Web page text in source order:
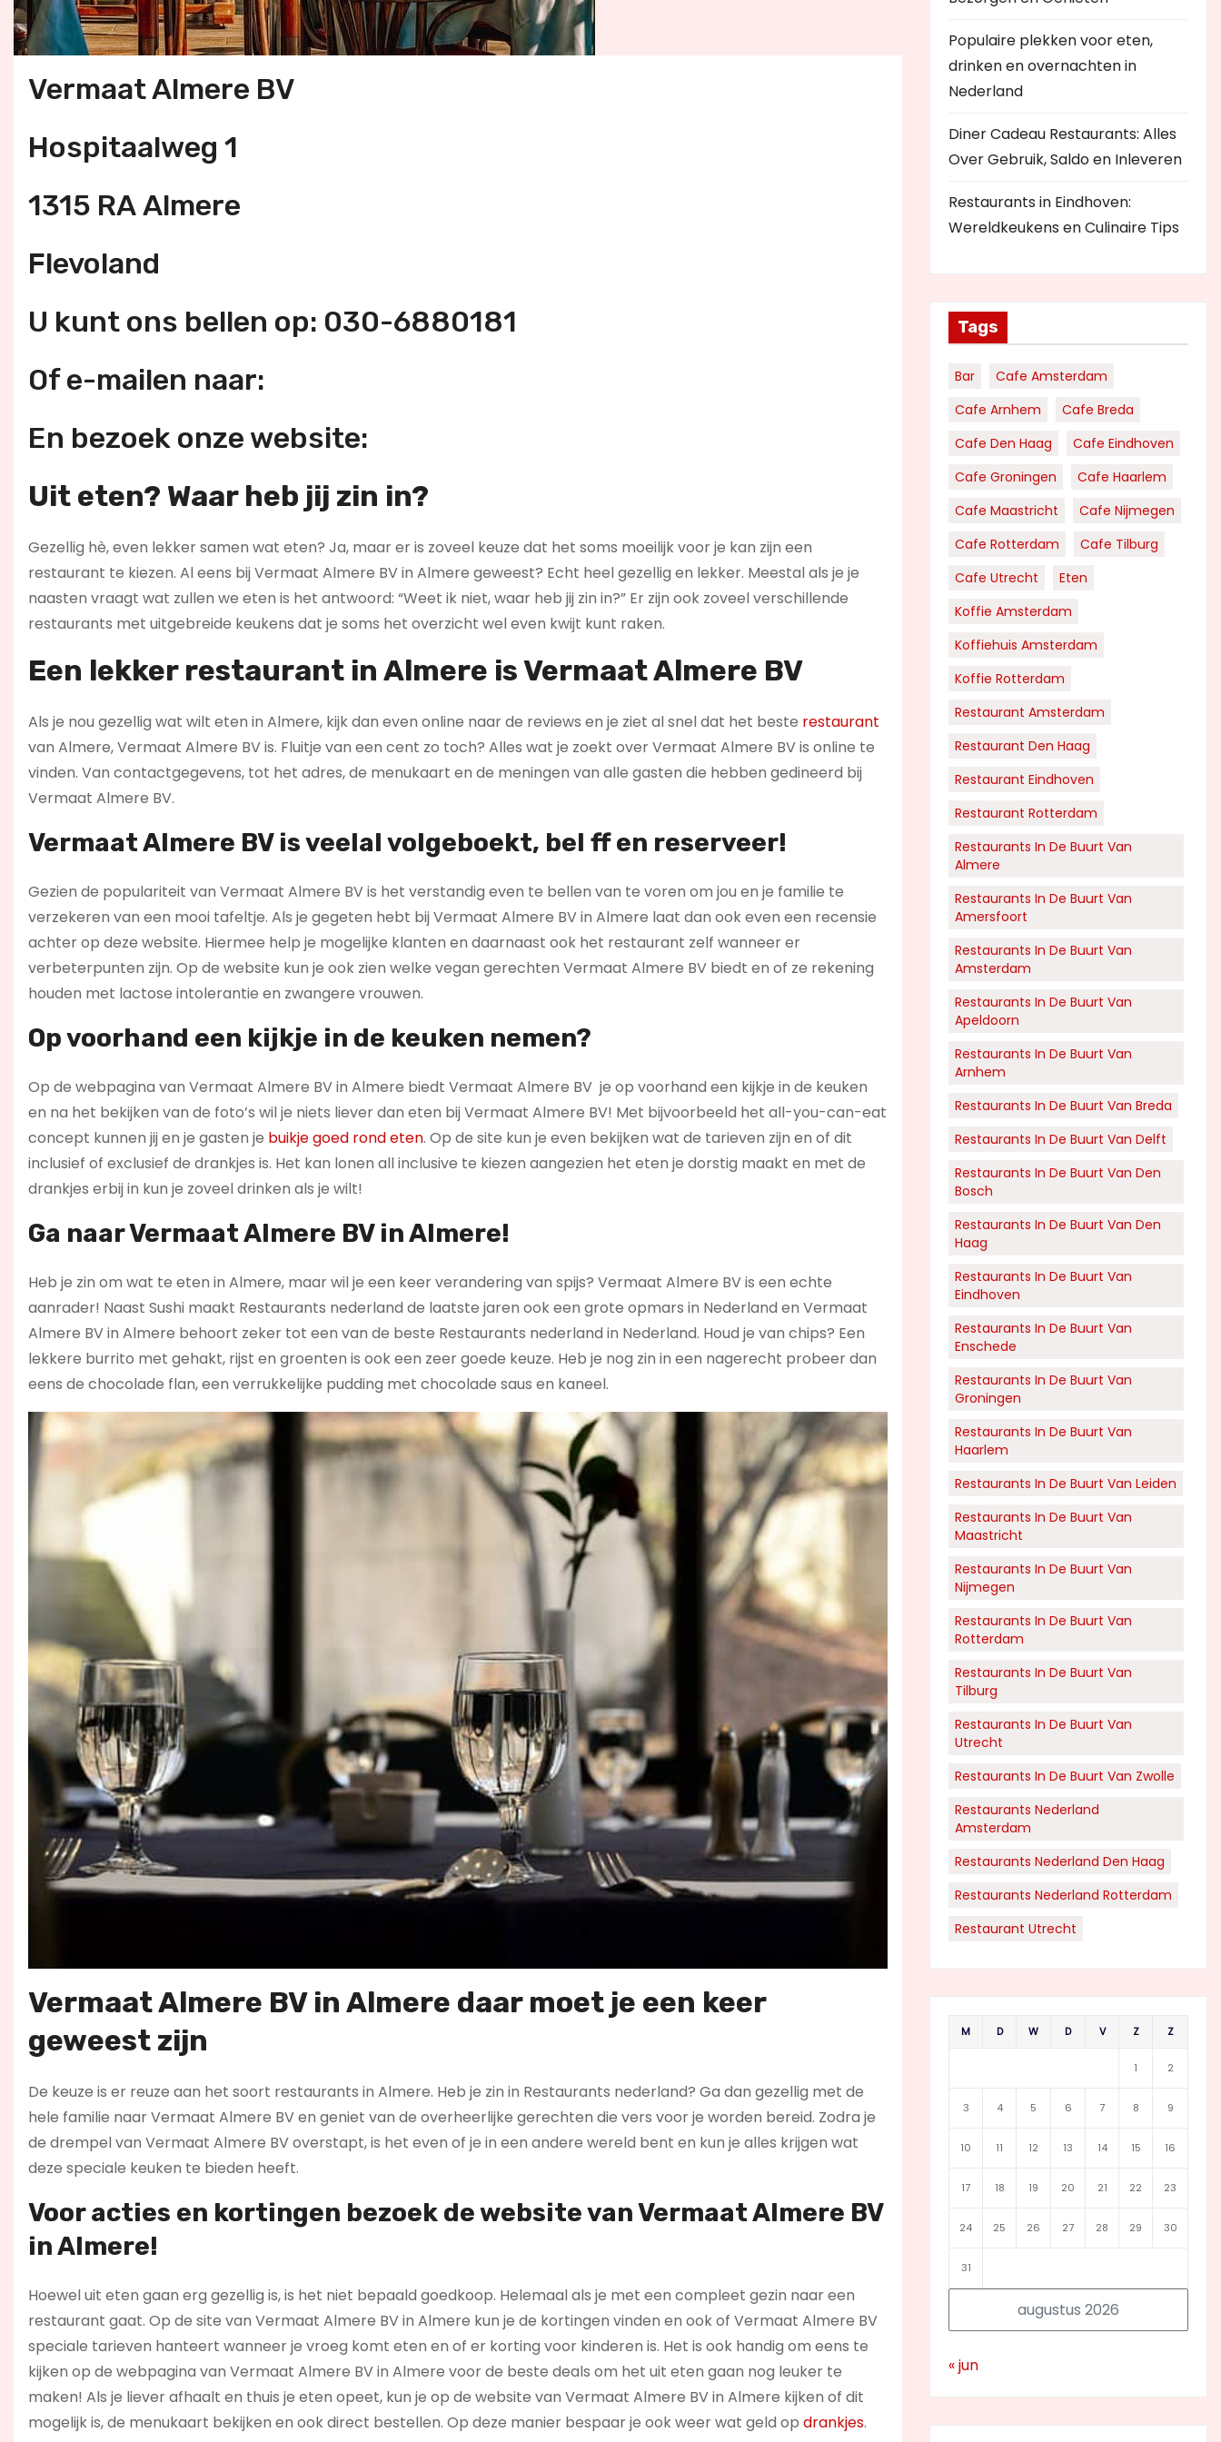
Vermaat Almere BV
Hospitaalweg 1
1315 RA Almere
Flevoland
U kunt ons bellen op: 030-6880181
Of e-mailen naar:
En bezoek onze website:
Uit eten? Waar heb jij zin in?
Gezellig hè, even lekker samen wat eten? Ja, maar er is zoveel keuze dat het soms moeilijk voor je kan zijn een
restaurant te kiezen. Al eens bij Vermaat Almere BV in Almere geweest? Echt heel gezellig en lekker. Meestal als je je
naasten vraagt wat zullen we eten is het antwoord: “Weet ik niet, waar heb jij zin in?” Er zijn ook zoveel verschillende
restaurants met uitgebreide keukens dat je soms het overzicht wel even kwijt kunt raken.
Een lekker restaurant in Almere is Vermaat Almere BV
Als je nou gezellig wat wilt eten in Almere, kijk dan even online naar de reviews en je ziet al snel dat het beste restaurant
van Almere, Vermaat Almere BV is. Fluitje van een cent zo toch? Alles wat je zoekt over Vermaat Almere BV is online te
vinden. Van contactgegevens, tot het adres, de menukaart en de meningen van alle gasten die hebben gedineerd bij
Vermaat Almere BV.
Vermaat Almere BV is veelal volgeboekt, bel ff en reserveer!
Gezien de populariteit van Vermaat Almere BV is het verstandig even te bellen van te voren om jou en je familie te
verzekeren van een mooi tafeltje. Als je gegeten hebt bij Vermaat Almere BV in Almere laat dan ook even een recensie
achter op deze website. Hiermee help je mogelijke klanten en daarnaast ook het restaurant zelf wanneer er
verbeterpunten zijn. Op de website kun je ook zien welke vegan gerechten Vermaat Almere BV biedt en of ze rekening
houden met lactose intolerantie en zwangere vrouwen.
Op voorhand een kijkje in de keuken nemen?
Op de webpagina van Vermaat Almere BV in Almere biedt Vermaat Almere BV je op voorhand een kijkje in de keuken
en na het bekijken van de foto’s wil je niets liever dan eten bij Vermaat Almere BV! Met bijvoorbeeld het all-you-can-eat
concept kunnen jij en je gasten je buikje goed rond eten. Op de site kun je even bekijken wat de tarieven zijn en of dit
inclusief of exclusief de drankjes is. Het kan lonen all inclusive te kiezen aangezien het eten je dorstig maakt en met de
drankjes erbij in kun je zoveel drinken als je wilt!
Ga naar Vermaat Almere BV in Almere!
Heb je zin om wat te eten in Almere, maar wil je een keer verandering van spijs? Vermaat Almere BV is een echte
aanrader! Naast Sushi maakt Restaurants nederland de laatste jaren ook een grote opmars in Nederland en Vermaat
Almere BV in Almere behoort zeker tot een van de beste Restaurants nederland in Nederland. Houd je van chips? Een
lekkere burrito met gehakt, rijst en groenten is ook een zeer goede keuze. Heb je nog zin in een nagerecht probeer dan
eens de chocolade flan, een verrukkelijke pudding met chocolade saus en kaneel.
Vermaat Almere BV in Almere daar moet je een keer
geweest zijn
De keuze is er reuze aan het soort restaurants in Almere. Heb je zin in Restaurants nederland? Ga dan gezellig met de
hele familie naar Vermaat Almere BV en geniet van de overheerlijke gerechten die vers voor je worden bereid. Zodra je
de drempel van Vermaat Almere BV overstapt, is het even of je in een andere wereld bent en kun je alles krijgen wat
deze speciale keuken te bieden heeft.
Voor acties en kortingen bezoek de website van Vermaat Almere BV
in Almere!
Hoewel uit eten gaan erg gezellig is, is het niet bepaald goedkoop. Helemaal als je met een compleet gezin naar een
restaurant gaat. Op de site van Vermaat Almere BV in Almere kun je de kortingen vinden en ook of Vermaat Almere BV
speciale tarieven hanteert wanneer je vroeg komt eten en of er korting voor kinderen is. Het is ook handig om eens te
kijken op de webpagina van Vermaat Almere BV in Almere voor de beste deals om het uit eten gaan nog leuker te
maken! Als je liever afhaalt en thuis je eten opeet, kun je op de website van Vermaat Almere BV in Almere kijken of dit
mogelijk is, de menukaart bekijken en ook direct bestellen. Op deze manier bespaar je ook weer wat geld op drankjes.
Populaire plekken voor eten,
drinken en overnachten in
Nederland
Diner Cadeau Restaurants: Alles
Over Gebruik, Saldo en Inleveren
Restaurants in Eindhoven:
Wereldkeukens en Culinaire Tips
Tags
Bar
Cafe Amsterdam
Cafe Arnhem
Cafe Breda
Cafe Den Haag
Cafe Eindhoven
Cafe Groningen
Cafe Haarlem
Cafe Maastricht
Cafe Nijmegen
Cafe Rotterdam
Cafe Tilburg
Cafe Utrecht
Eten
Koffie Amsterdam
Koffiehuis Amsterdam
Koffie Rotterdam
Restaurant Amsterdam
Restaurant Den Haag
Restaurant Eindhoven
Restaurant Rotterdam
Restaurants In De Buurt Van
Almere
Restaurants In De Buurt Van
Amersfoort
Restaurants In De Buurt Van
Amsterdam
Restaurants In De Buurt Van
Apeldoorn
Restaurants In De Buurt Van
Arnhem
Restaurants In De Buurt Van Breda
Restaurants In De Buurt Van Delft
Restaurants In De Buurt Van Den
Bosch
Restaurants In De Buurt Van Den
Haag
Restaurants In De Buurt Van
Eindhoven
Restaurants In De Buurt Van
Enschede
Restaurants In De Buurt Van
Groningen
Restaurants In De Buurt Van
Haarlem
Restaurants In De Buurt Van Leiden
Restaurants In De Buurt Van
Maastricht
Restaurants In De Buurt Van
Nijmegen
Restaurants In De Buurt Van
Rotterdam
Restaurants In De Buurt Van
Tilburg
Restaurants In De Buurt Van
Utrecht
Restaurants In De Buurt Van Zwolle
Restaurants Nederland
Amsterdam
Restaurants Nederland Den Haag
Restaurants Nederland Rotterdam
Restaurant Utrecht
augustus 2026
M D W D V Z Z
1 2
3 4 5 6 7 8 9
10 11 12 13 14 15 16
17 18 19 20 21 22 23
24 25 26 27 28 29 30
31
« jun